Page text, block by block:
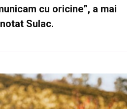
cu oricine”, a mai
notat Sulac.